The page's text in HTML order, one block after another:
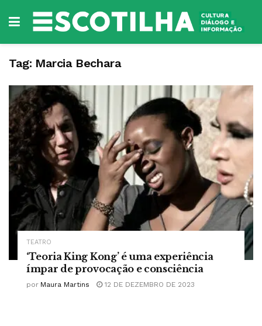
Tag: Marcia Bechara
TEATRO
‘Teoria King Kong’ é uma experiência
ímpar de provocação e consciência
por Maura Martins 12 DE DEZEMBRO DE 2023